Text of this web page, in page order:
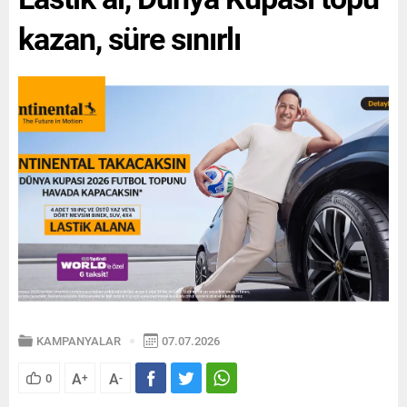
kazan, süre sınırlı
KAMPANYALAR 07.07.2026
0 A+ A-